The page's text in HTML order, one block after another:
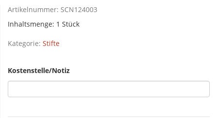
Artikelnummer: SCN124003
Inhaltsmenge: 1 Stück
Kategorie: Stifte
Kostenstelle/Notiz